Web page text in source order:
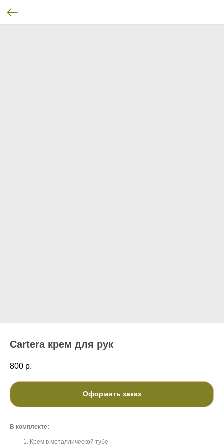
Cartera крем для рук
800 р.
Оформить заказ
В комплекте:
Крем в металлической тубе